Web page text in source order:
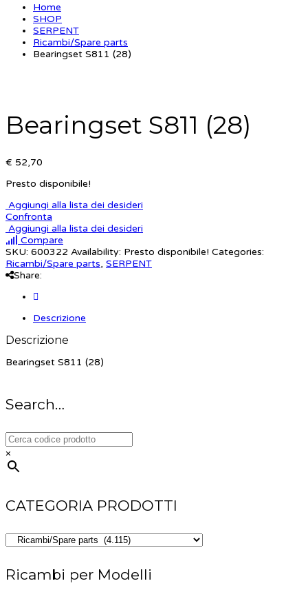
Home
SHOP
SERPENT
Ricambi/Spare parts
Bearingset S811 (28)
Bearingset S811 (28)
€ 52,70
Presto disponibile!
Aggiungi alla lista dei desideri
Confronta
Aggiungi alla lista dei desideri
Compare
SKU: 600322 Availability: Presto disponibile! Categories:
Ricambi/Spare parts, SERPENT
Share:
Descrizione
Descrizione
Bearingset S811 (28)
Search…
×
CATEGORIA PRODOTTI
Ricambi per Modelli